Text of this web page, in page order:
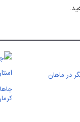
در ماهان